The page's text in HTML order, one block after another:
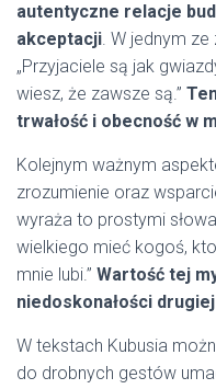
autentyczne relacje
akceptacji. W jednym
„Przyjaciele są jak
wiesz, że zawsze są.”
trwałość i obecność w
Kolejnym ważnym
zrozumienie oraz
wyraża to prostymi
wielkiego mieć kogoś,
mnie lubi.” Wartość tej
niedoskonałości
W tekstach Kubusia
do drobnych gestów